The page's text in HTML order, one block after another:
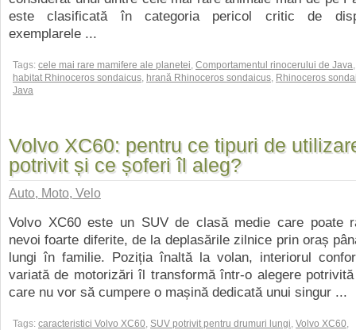
este clasificată în categoria pericol critic de
exemplarele ...
Tags: cele mai rare mamifere ale planetei, Comportamentul rinocerului de Java,
habitat Rhinoceros sondaicus, hrană Rhinoceros sondaicus, Rhinoceros
Java
Volvo XC60: pentru ce tipuri de
potrivit și ce șoferi îl aleg?
Auto, Moto, Velo
Volvo XC60 este un SUV de clasă medie care poate
nevoi foarte diferite, de la deplasările zilnice prin oraș
lungi în familie. Poziția înaltă la volan, interiorul
variată de motorizări îl transformă într-o alegere
care nu vor să cumpere o mașină dedicată unui singur ...
Tags: caracteristici Volvo XC60, SUV potrivit pentru drumuri lungi, Volvo XC60,